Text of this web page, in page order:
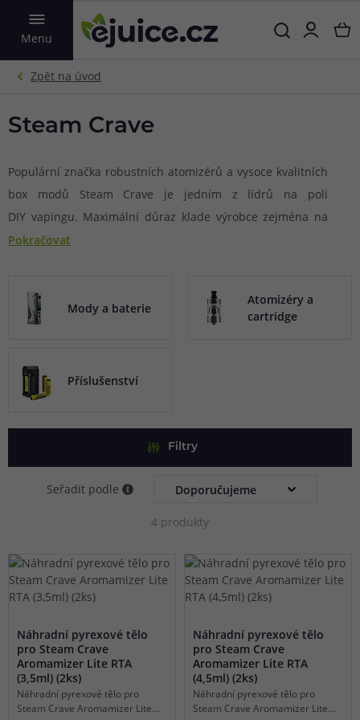
Menu
VYHLEDAT
Steam Crave
Populární značka robustních atomizérů a vysoce kvalitních
box modů Steam Crave je jedním z lídrů na poli
DIY vapingu. Maximální důraz klade výrobce zejména na
výsledné podání chuti u svých atomizérů, jejich modelová
typu RTA a RDTA o nové a ještě lepší modely. Za založením
značky Steam Crave stojí společnost Beautiful Technology
vapingu. Steam Crave je profesionální a prémiová značka,
jejíž produkty vás nepřestanou udivovat svou
Pokračovat
Mody a baterie
Atomizéry a
cartridge
Příslušenství
Filtry
Seřadit podle
4 produkty
Náhradní pyrexové tělo
pro Steam Crave
Aromamizer Lite RTA
(3,5ml) (2ks)
Náhradní pyrexové tělo pro
Steam Crave Aromamizer Lite
Náhradní pyrexové tělo
pro Steam Crave
Aromamizer Lite RTA
(4,5ml) (2ks)
Náhradní pyrexové tělo pro
Steam Crave Aromamizer Lite